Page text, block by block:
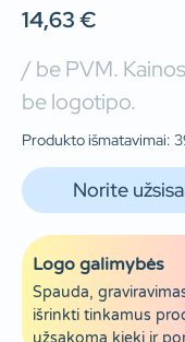
14,63€
/ be PVM.
be logotipo.
Produkto išmatavimai:
Norite
Logo galimybės
Spauda,
išrinkti tinkamus